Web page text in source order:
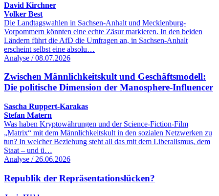
David Kirchner
Volker Best
Die Landtagswahlen in Sachsen-Anhalt und Mecklenburg-
Vorpommern könnten eine echte Zäsur markieren. In den beiden
Ländern führt die AfD die Umfragen an, in Sachsen-Anhalt
erscheint selbst eine absolu…
Analyse / 08.07.2026
Zwischen Männlichkeitskult und Geschäftsmodell:
Die politische Dimension der Manosphere-Influencer
Sascha Ruppert-Karakas
Stefan Matern
Was haben Kryptowährungen und der Science-Fiction-Film
„Matrix“ mit dem Männlichkeitskult in den sozialen Netzwerken zu
tun? In welcher Beziehung steht all das mit dem Liberalismus, dem
Staat – und ü…
Analyse / 26.06.2026
Republik der Repräsentationslücken?